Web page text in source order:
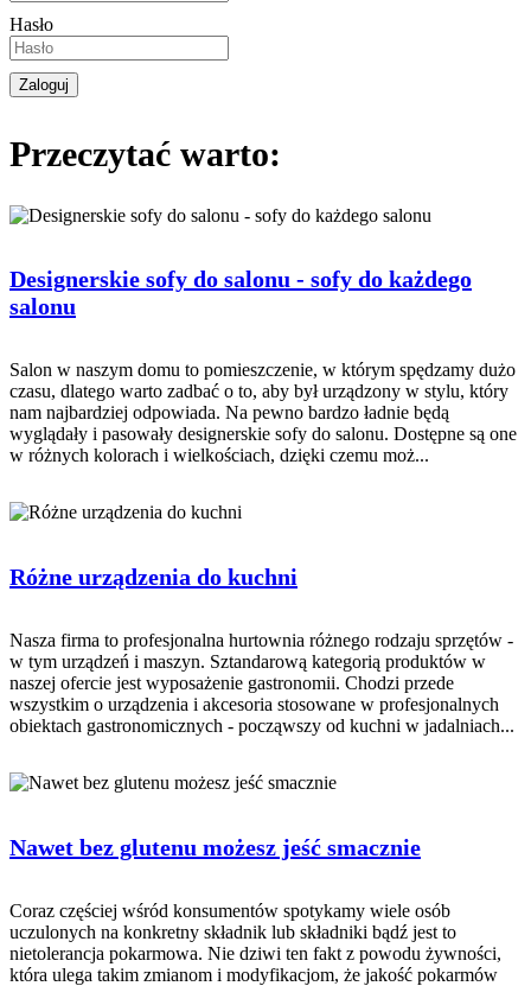
Hasło
Przeczytać warto:
Designerskie sofy do salonu - sofy do każdego
salonu
Salon w naszym domu to pomieszczenie, w którym spędzamy dużo
czasu, dlatego warto zadbać o to, aby był urządzony w stylu, który
nam najbardziej odpowiada. Na pewno bardzo ładnie będą
wyglądały i pasowały designerskie sofy do salonu. Dostępne są one
w różnych kolorach i wielkościach, dzięki czemu moż...
Różne urządzenia do kuchni
Nasza firma to profesjonalna hurtownia różnego rodzaju sprzętów -
w tym urządzeń i maszyn. Sztandarową kategorią produktów w
naszej ofercie jest wyposażenie gastronomii. Chodzi przede
wszystkim o urządzenia i akcesoria stosowane w profesjonalnych
obiektach gastronomicznych - począwszy od kuchni w jadalniach...
Nawet bez glutenu możesz jeść smacznie
Coraz częściej wśród konsumentów spotykamy wiele osób
uczulonych na konkretny składnik lub składniki bądź jest to
nietolerancja pokarmowa. Nie dziwi ten fakt z powodu żywności,
która ulega takim zmianom i modyfikacjom, że jakość pokarmów